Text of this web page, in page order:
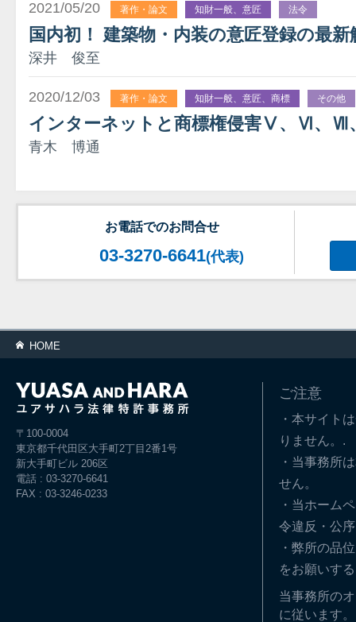
2021/05/20 著作・論文 知財一般、意匠 法令
国内初！ 建築物・内装の意匠登録の最新
深井 俊至
2020/12/03 著作・論文 知財一般、意匠、商標 その他
インターネットと商標権侵害Ⅴ、Ⅵ、
青木 博通
お電話でのお問合せ
03-3270-6641(代表)
HOME
〒100-0004
東京都千代田区大手町2丁目2番1号
新大手町ビル 206区
電話 : 03-3270-6641
FAX : 03-3246-0233
ご注意
・本サイト
りません。.
・当事務所
せん。
・当ホーム
令違反・公
・弊所の品
をお願いす
当事務所の
に従います。